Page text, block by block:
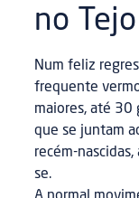
no Tejo
Num feliz
frequente
maiores, até 30
que se juntam
recém-
se.